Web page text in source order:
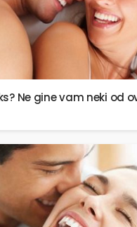
Ne gine vam neki od